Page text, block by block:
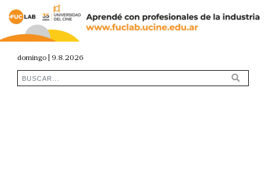
domingo | 9.8.2026